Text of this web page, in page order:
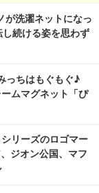
が洗濯ネットになっ
続ける姿を思わず
っちはもぐもぐ♪
ムマグネット「ぴ
リーズのロゴマー
ジオン公国、マフ